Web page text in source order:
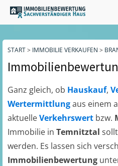
START> IMMOBILIE VERKAUFEN >
Ganz gleich, ob Hauskauf,
Wertermittlungaus einem
aktuelleVerkehrswert bzw.
Immobilie in Temnitztal
werden. Es lassen sich
Immobilienbewertung